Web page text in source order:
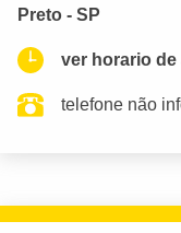
Preto - SP
ver horario
telefone não